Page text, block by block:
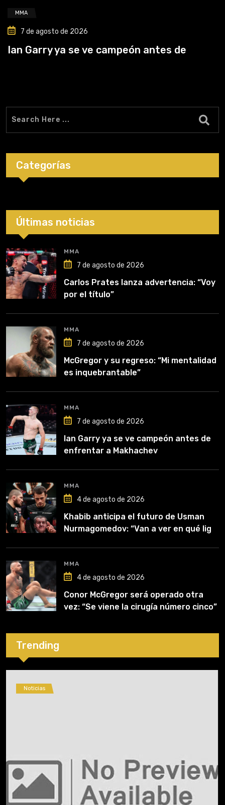
MMA
7 de agosto de 2026
Ian Garry ya se ve campeón antes de
Categorías
Últimas noticias
MMA
7 de agosto de 2026
Carlos Prates lanza advertencia: “Voy
por el título”
MMA
7 de agosto de 2026
McGregor y su regreso: “Mi mentalidad
es inquebrantable”
MMA
7 de agosto de 2026
Ian Garry ya se ve campeón antes de
enfrentar a Makhachev
MMA
4 de agosto de 2026
Khabib anticipa el futuro de Usman
Nurmagomedov: “Van a ver en qué liga
MMA
4 de agosto de 2026
Conor McGregor será operado otra
vez: “Se viene la cirugía número cinco”
Trending
Noticias